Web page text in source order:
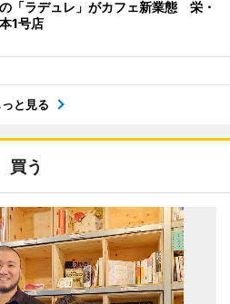
「ラデュレ」がカフェ新業態 栄・
1号店
っと見る
買う